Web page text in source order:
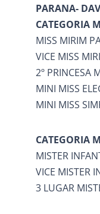
PARANA-
CATEGORIA
MISS MIRIM
VICE MISS
2º PRINCESA
MINI MISS
MINI MISS
CATEGORIA
MISTER
VICE MISTER
3 LUGAR